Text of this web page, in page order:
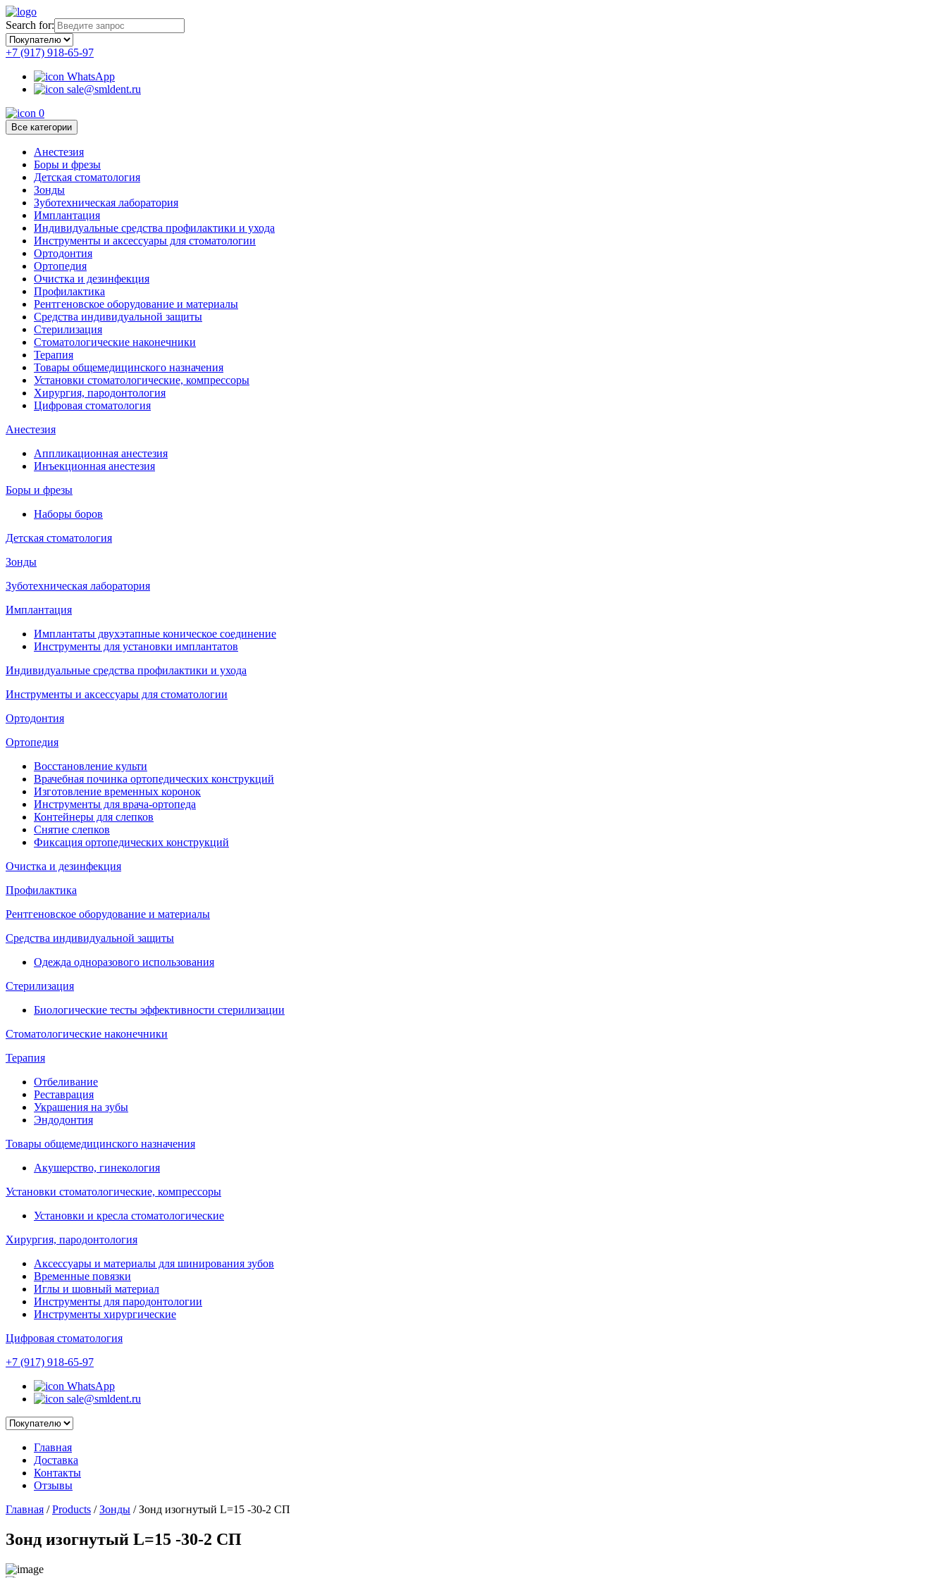
Search for:
+7 (917) 918-65-97
WhatsApp
sale@smldent.ru
0
Все категории
Анестезия
Боры и фрезы
Детская стоматология
Зонды
Зуботехническая лаборатория
Имплантация
Индивидуальные средства профилактики и ухода
Инструменты и аксессуары для стоматологии
Ортодонтия
Ортопедия
Очистка и дезинфекция
Профилактика
Рентгеновское оборудование и материалы
Средства индивидуальной защиты
Стерилизация
Стоматологические наконечники
Терапия
Товары общемедицинского назначения
Установки стоматологические, компрессоры
Хирургия, пародонтология
Цифровая стоматология
Анестезия
Аппликационная анестезия
Инъекционная анестезия
Боры и фрезы
Наборы боров
Детская стоматология
Зонды
Зуботехническая лаборатория
Имплантация
Имплантаты двухэтапные коническое соединение
Инструменты для установки имплантатов
Индивидуальные средства профилактики и ухода
Инструменты и аксессуары для стоматологии
Ортодонтия
Ортопедия
Восстановление культи
Врачебная починка ортопедических конструкций
Изготовление временных коронок
Инструменты для врача-ортопеда
Контейнеры для слепков
Снятие слепков
Фиксация ортопедических конструкций
Очистка и дезинфекция
Профилактика
Рентгеновское оборудование и материалы
Средства индивидуальной защиты
Одежда одноразового использования
Стерилизация
Биологические тесты эффективности стерилизации
Стоматологические наконечники
Терапия
Отбеливание
Реставрация
Украшения на зубы
Эндодонтия
Товары общемедицинского назначения
Акушерство, гинекология
Установки стоматологические, компрессоры
Установки и кресла стоматологические
Хирургия, пародонтология
Аксессуары и материалы для шинирования зубов
Временные повязки
Иглы и шовный материал
Инструменты для пародонтологии
Инструменты хирургические
Цифровая стоматология
+7 (917) 918-65-97
WhatsApp
sale@smldent.ru
Главная
Доставка
Контакты
Отзывы
Главная / Products / Зонды /Зонд изогнутый L=15 -30-2 СП
Зонд изогнутый L=15 -30-2 СП